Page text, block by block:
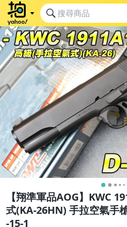
【翔準軍品AOG】KWC
式(KA-26HN) 手拉空氣手
-15-1